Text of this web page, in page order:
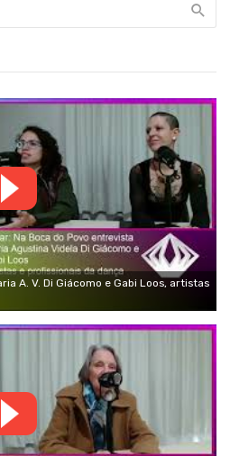
A. V. Di Giácomo e Gabi Loos, artistas